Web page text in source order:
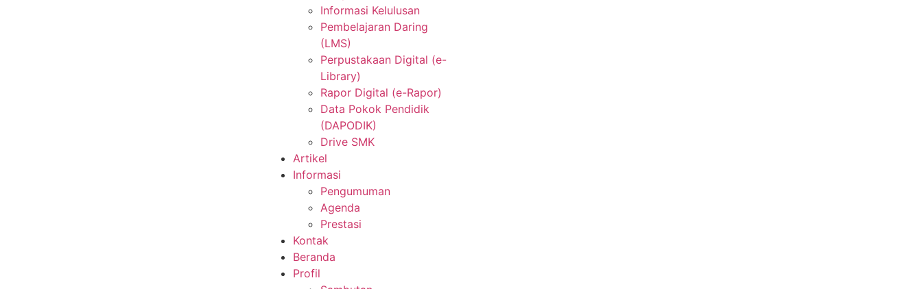
Informasi Kelulusan
Pembelajaran Daring
(LMS)
Perpustakaan Digital (e-
Library)
Rapor Digital (e-Rapor)
Data Pokok Pendidik
(DAPODIK)
Drive SMK
Artikel
Informasi
Pengumuman
Agenda
Prestasi
Kontak
Beranda
Profil